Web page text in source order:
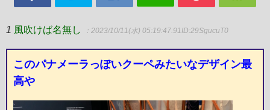
1 風吹けば名無し ：2023/10/11(水) 05:19:47.91 ID:29SgucuT0
このパナメーラっぽいクーペみたいなデザイン最
高や